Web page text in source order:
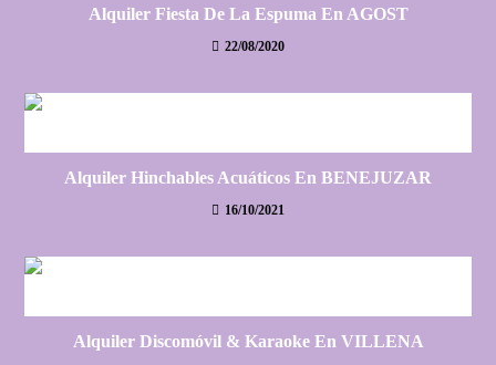
Alquiler Fiesta De La Espuma En AGOST
22/08/2020
Alquiler Hinchables Acuáticos En BENEJUZAR
16/10/2021
Alquiler Discomóvil & Karaoke En VILLENA